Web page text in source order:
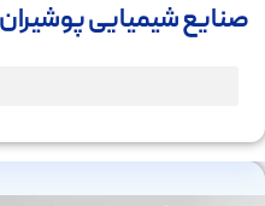
صنایع شیمیایی پوشیران